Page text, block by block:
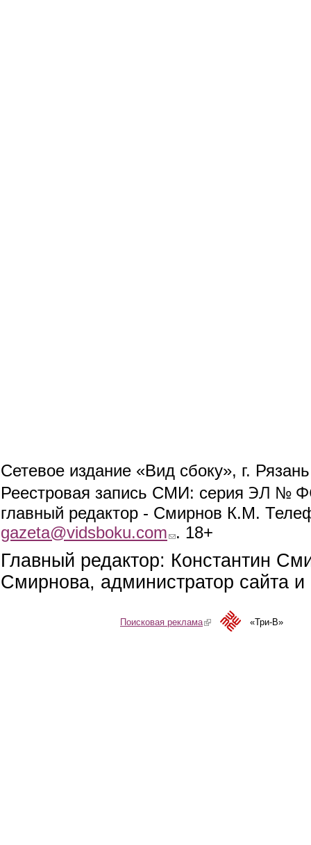
Сетевое издание «Вид сбоку», г.
Реестровая запись СМИ: серия ЭЛ №
главный редактор - Смирнов К.М.
gazeta@vidsboku.com (link sends e-mail)
. 18+
Главный редактор: Константин
Смирнова, администратор сайта
Поисковая реклама(link is external)«Три-В»